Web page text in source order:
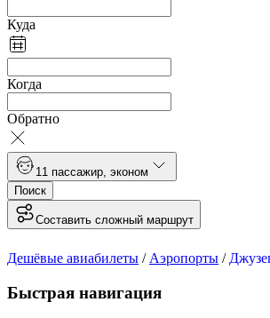
Куда
Когда
Обратно
1 1 пассажир эконом
Поиск
Составить сложный маршрут
Дешёвые авиабилеты / Аэропорты /
Быстрая навигация